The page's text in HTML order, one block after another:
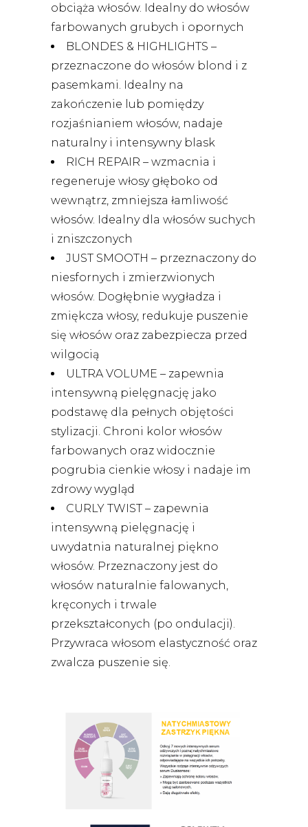
obciąża włosów. Idealny do włosów
farbowanych grubych i opornych
BLONDES & HIGHLIGHTS –
przeznaczone do włosów blond i z
pasemkami. Idealny na
zakończenie lub pomiędzy
rozjaśnianiem włosów, nadaje
naturalny i intensywny blask
RICH REPAIR – wzmacnia i
regeneruje włosy głęboko od
wewnątrz, zmniejsza łamliwość
włosów. Idealny dla włosów suchych
i zniszczonych
JUST SMOOTH – przeznaczony do
niesfornych i zmierzwionych
włosów. Dogłębnie wygładza i
zmiękcza włosy, redukuje puszenie
się włosów oraz zabezpiecza przed
wilgocią
ULTRA VOLUME – zapewnia
intensywną pielęgnację jako
podstawę dla pełnych objętości
stylizacji. Chroni kolor włosów
farbowanych oraz widocznie
pogrubia cienkie włosy i nadaje im
zdrowy wygląd
CURLY TWIST – zapewnia
intensywną pielęgnację i
uwydatnia naturalnej piękno
włosów. Przeznaczony jest do
włosów naturalnie falowanych,
kręconych i trwale
przekształconych (po ondulacji).
Przywraca włosom elastyczność oraz
zwalcza puszenie się.